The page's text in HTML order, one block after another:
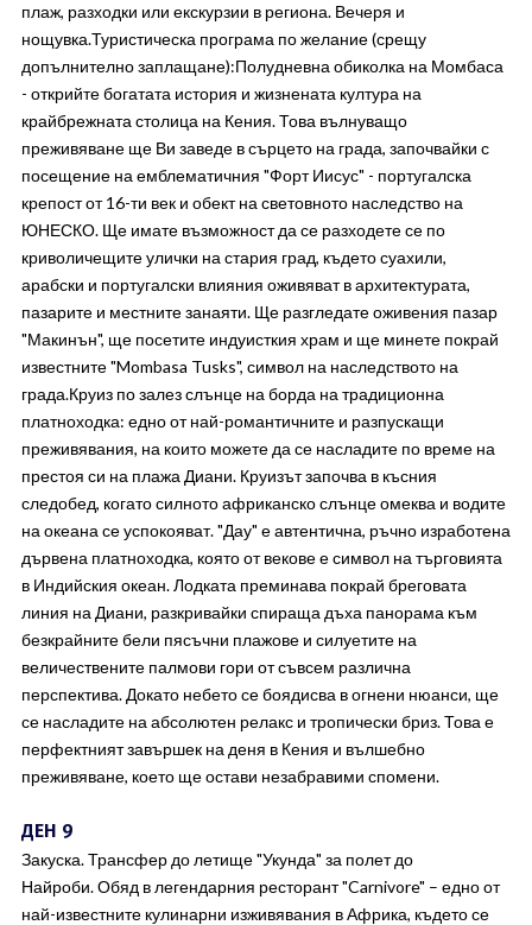
плаж, разходки или екскурзии в региона. Вечеря и
нощувка.Туристическа програма по желание (срещу
допълнително заплащане):Полудневна обиколка на Момбаса
- открийте богатата история и жизнената култура на
крайбрежната столица на Кения. Това вълнуващо
преживяване ще Ви заведе в сърцето на града, започвайки с
посещение на емблематичния "Форт Иисус" - португалска
крепост от 16-ти век и обект на световното наследство на
ЮНЕСКО. Ще имате възможност да се разходете се по
криволичещите улички на стария град, където суахили,
арабски и португалски влияния оживяват в архитектурата,
пазарите и местните занаяти. Ще разгледате оживения пазар
"Макинън", ще посетите индуисткия храм и ще минете покрай
известните "Mombasa Tusks", символ на наследството на
града.Круиз по залез слънце на борда на традиционна
платноходка: едно от най-романтичните и разпускащи
преживявания, на които можете да се насладите по време на
престоя си на плажа Диани. Круизът започва в късния
следобед, когато силното африканско слънце омеква и водите
на океана се успокояват. "Дау" е автентична, ръчно изработена
дървена платноходка, която от векове е символ на търговията
в Индийския океан. Лодката преминава покрай бреговата
линия на Диани, разкривайки спираща дъха панорама към
безкрайните бели пясъчни плажове и силуетите на
величествените палмови гори от съвсем различна
перспектива. Докато небето се боядисва в огнени нюанси, ще
се насладите на абсолютен релакс и тропически бриз. Това е
перфектният завършек на деня в Кения и вълшебно
преживяване, което ще остави незабравими спомени.
ДЕН 9
Закуска. Трансфер до летище "Укунда" за полет до
Найроби. Обяд в легендарния ресторант "Carnivore" – едно от
най-известните кулинарни изживявания в Африка, където се